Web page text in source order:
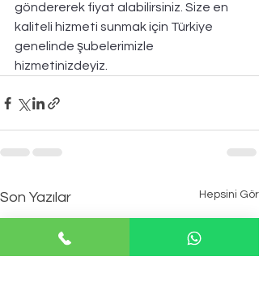
göndererek fiyat alabilirsiniz. Size en
kaliteli hizmeti sunmak için Türkiye
genelinde şubelerimizle
hizmetinizdeyiz.
Son Yazılar Hepsini Gör